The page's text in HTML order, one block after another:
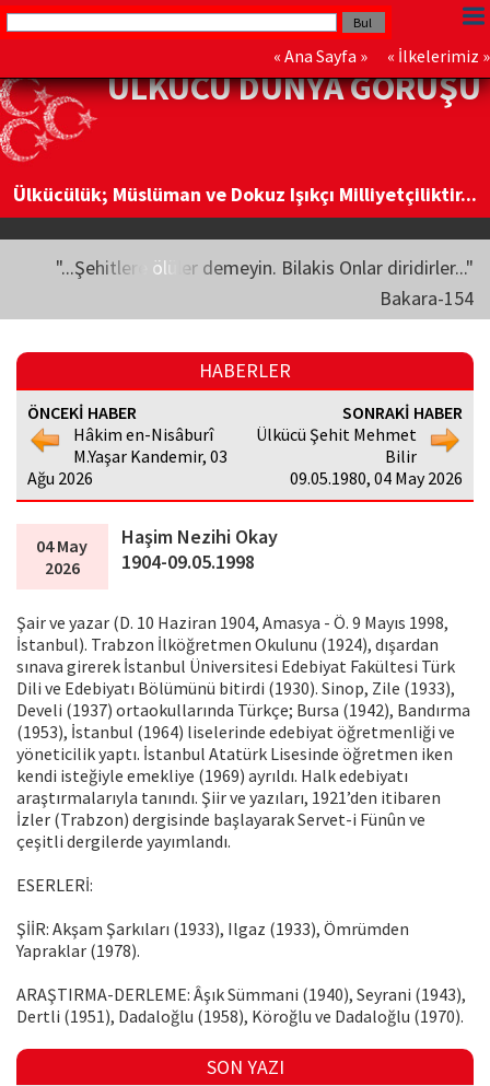
« Ana Sayfa » « İlkelerimiz »
ÜLKÜCÜ DÜNYA GÖRÜŞÜ
Ülkücülük; Müslüman ve Dokuz Işıkçı Milliyetçiliktir...
"...Şehitlere ölüler demeyin. Bilakis Onlar diridirler..."
Bakara-154
HABERLER
ÖNCEKİ HABER
Hâkim en-Nisâburî
M.Yaşar Kandemir, 03
Ağu 2026
SONRAKİ HABER
Ülkücü Şehit Mehmet
Bilir
09.05.1980, 04 May 2026
04 May
2026
Haşim Nezihi Okay
1904-09.05.1998
Şair ve yazar (D. 10 Haziran 1904, Amasya - Ö. 9 Mayıs 1998,
İstanbul). Trabzon İlköğretmen Okulunu (1924), dışardan
sınava girerek İstanbul Üniversitesi Edebiyat Fakültesi Türk
Dili ve Edebiyatı Bölümünü bitirdi (1930). Sinop, Zile (1933),
Develi (1937) ortaokullarında Türkçe; Bursa (1942), Bandırma
(1953), İstanbul (1964) liselerinde edebiyat öğretmenliği ve
yöneticilik yaptı. İstanbul Atatürk Lisesinde öğretmen iken
kendi isteğiyle emekliye (1969) ayrıldı. Halk edebiyatı
araştırmalarıyla tanındı. Şiir ve yazıları, 1921’den itibaren
İzler (Trabzon) dergisinde başlayarak Servet-i Fünûn ve
çeşitli dergilerde yayımlandı.
ESERLERİ:
ŞİİR: Akşam Şarkıları (1933), Ilgaz (1933), Ömrümden
Yapraklar (1978).
ARAŞTIRMA-DERLEME: Âşık Sümmani (1940), Seyrani (1943),
Dertli (1951), Dadaloğlu (1958), Köroğlu ve Dadaloğlu (1970).
SON YAZI